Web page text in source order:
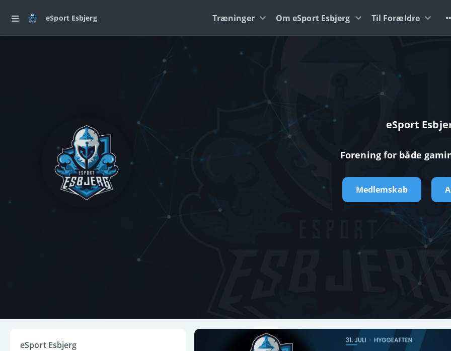
eSport Esbjerg Træninger Om eSport Esbjerg Til Forældre
eSport
Forening for både
Medlemskab
eSport Esbjerg